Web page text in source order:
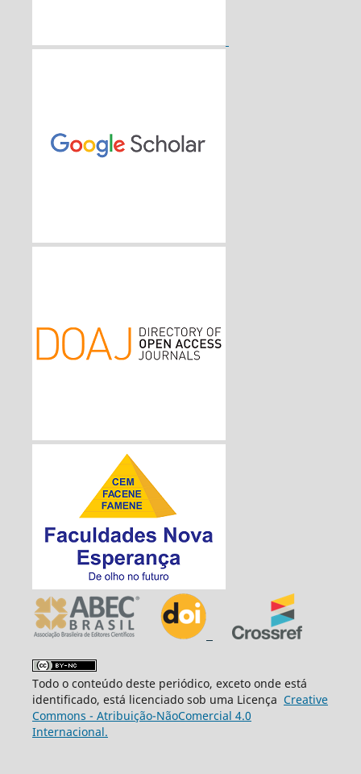
Todo o conteúdo deste periódico, exceto onde está
identificado, está licenciado sob uma Licença Creative
Commons - Atribuição-NãoComercial 4.0
Internacional.